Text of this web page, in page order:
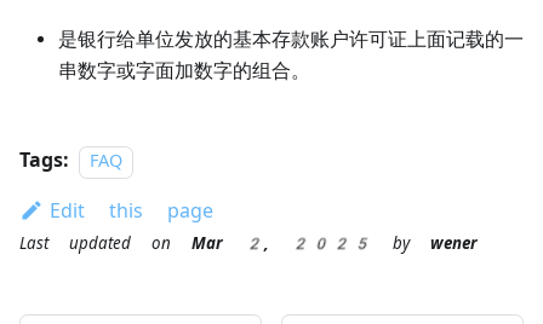
是银行给单位发放的基本存款账户许可证上面记载的一
串数字或字面加数字的组合。
Tags: FAQ
Edit this page
Last updated on Mar 2, 2025 by wener